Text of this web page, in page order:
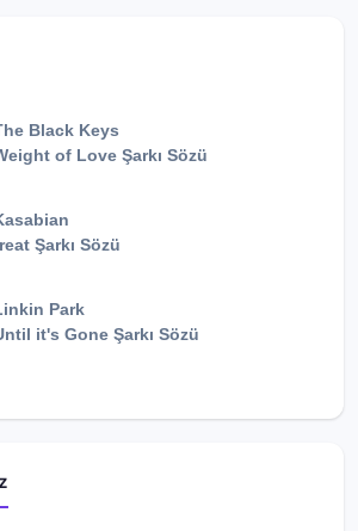
Black Keys
of Love Şarkı Sözü
Şarkı Sözü
Park
it's Gone Şarkı Sözü